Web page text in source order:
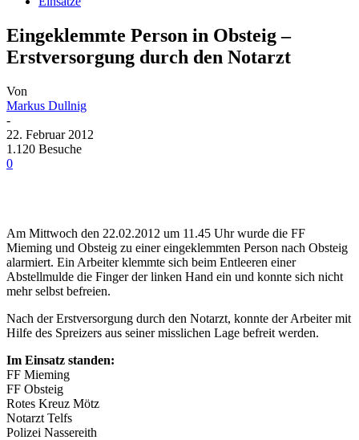
Eingeklemmte Person in Obsteig –
Erstversorgung durch den Notarzt
Von
Markus Dullnig
-
22. Februar 2012
1.120 Besuche
0
Am Mittwoch den 22.02.2012 um 11.45 Uhr wurde die FF
Mieming und Obsteig zu einer eingeklemmten Person nach Obsteig
alarmiert. Ein Arbeiter klemmte sich beim Entleeren einer
Abstellmulde die Finger der linken Hand ein und konnte sich nicht
mehr selbst befreien.
Nach der Erstversorgung durch den Notarzt, konnte der Arbeiter mit
Hilfe des Spreizers aus seiner misslichen Lage befreit werden.
Im Einsatz standen:
FF Mieming
FF Obsteig
Rotes Kreuz Mötz
Notarzt Telfs
Polizei Nassereith